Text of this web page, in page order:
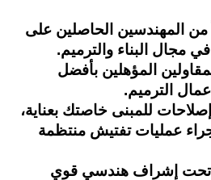
من المهندسين الحاصلين على
مجال البناء والترميم.
المؤهلين بأفضل
الترميم.
للمبنى خاصتك بعناية،
عمليات تفتيش منتظمة
تحت إشراف هندسي قوي